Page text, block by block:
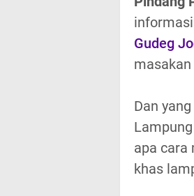
Gudeg
Dan
apa cara
khas